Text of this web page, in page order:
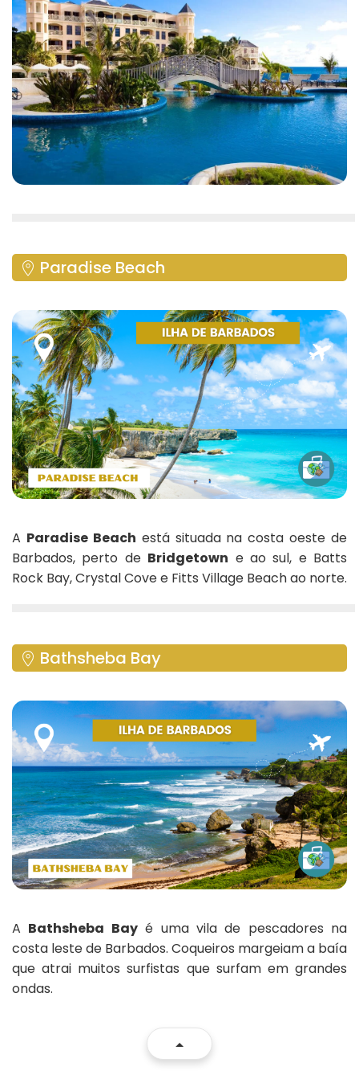
Paradise Beach
A Paradise Beach está situada na costa oeste de
Barbados, perto de Bridgetown e ao sul, e Batts
Rock Bay, Crystal Cove e Fitts Village Beach ao norte.
Bathsheba Bay
A Bathsheba Bayé uma vila de pescadores na
costa leste de Barbados. Coqueiros margeiam a baía
que atrai muitos surfistas que surfam em grandes
ondas.